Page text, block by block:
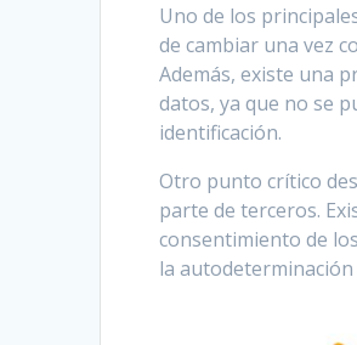
Uno de los
de cambiar una vez
Además, existe una
datos, ya que no se
identificación.
Otro punto crítico
parte de terceros.
consentimiento de
la